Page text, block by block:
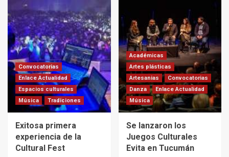
Convocatorias
Enlace Actualidad
Espacios culturales
Música
Tradiciones
Exitosa primera
experiencia de la
Cultural Fest
Académicas
Artes plásticas
Artesanias
Convocatorias
Danza
Enlace Actualidad
Música
Se lanzaron los
Juegos Culturales
Evita en Tucumán